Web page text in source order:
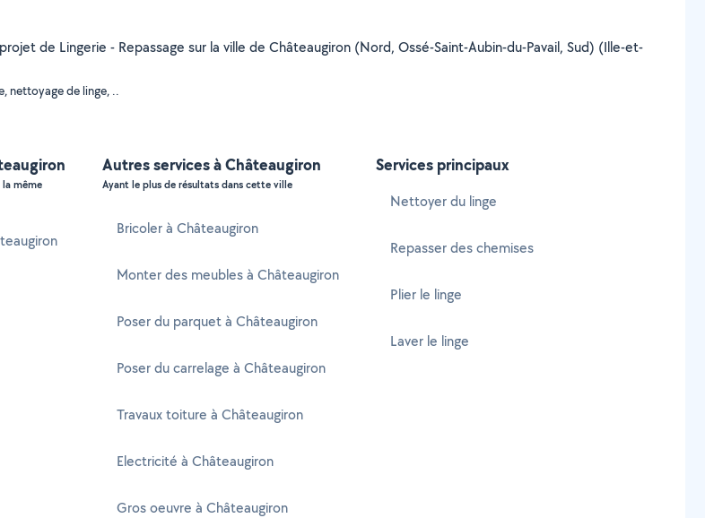
de Lingerie - Repassage sur la ville de Châteaugiron (Nord, Ossé-Saint-Aubin-du-Pavail, Sud) (Ille-et-
nettoyage de linge, ..
même
Autres services à Châteaugiron
Ayant le plus de résultats dans cette ville
Bricoler à Châteaugiron
Monter des meubles à Châteaugiron
Poser du parquet à Châteaugiron
Poser du carrelage à Châteaugiron
Travaux toiture à Châteaugiron
Electricité à Châteaugiron
Gros oeuvre à Châteaugiron
Services principaux
Nettoyer du linge
Repasser des chemises
Plier le linge
Laver le linge